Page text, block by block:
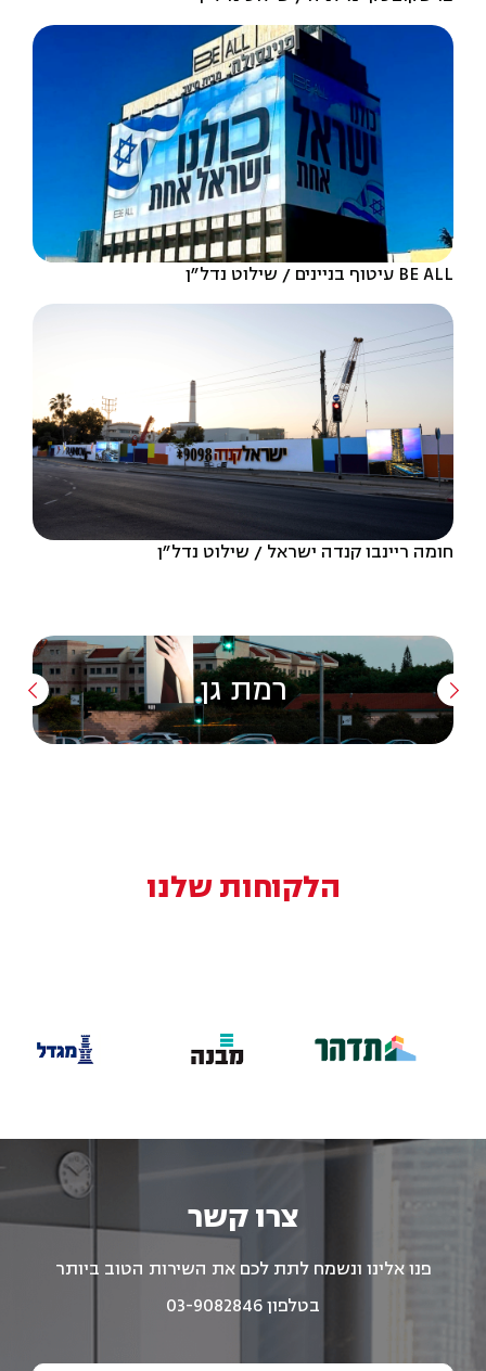
BE ALL עיטוף בניינים שילוט נדל״ן
חומה ריינבו קנדה ישראל שילוט נדל״ן
רמת גן
הלקוחות שלנו
צרו קשר
פנו אלינו ונשמח לתת לכם את השירות הטוב ביותר
בטלפון 03-9082846